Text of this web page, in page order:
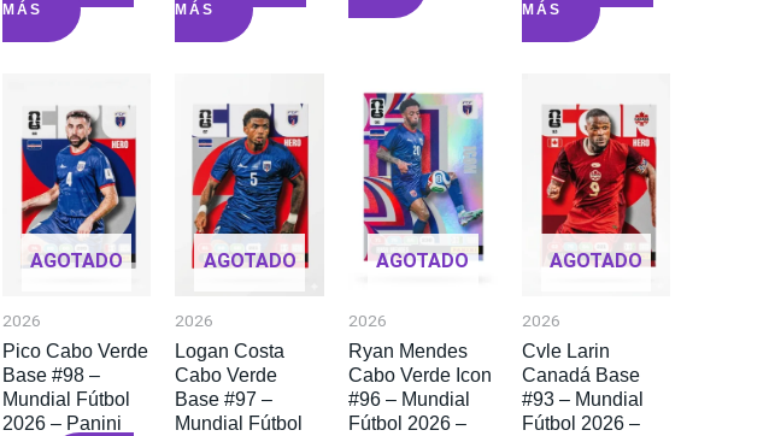
MÁS MÁS MÁS
AGOTADO
2026
Pico Cabo Verde
Base #98 –
Mundial Fútbol
2026 – Panini
AGOTADO
2026
Logan Costa
Cabo Verde
Base #97 –
Mundial Fútbol
AGOTADO
2026
Ryan Mendes
Cabo Verde Icon
#96 – Mundial
Fútbol 2026 –
AGOTADO
2026
Cvle Larin
Canadá Base
#93 – Mundial
Fútbol 2026 –